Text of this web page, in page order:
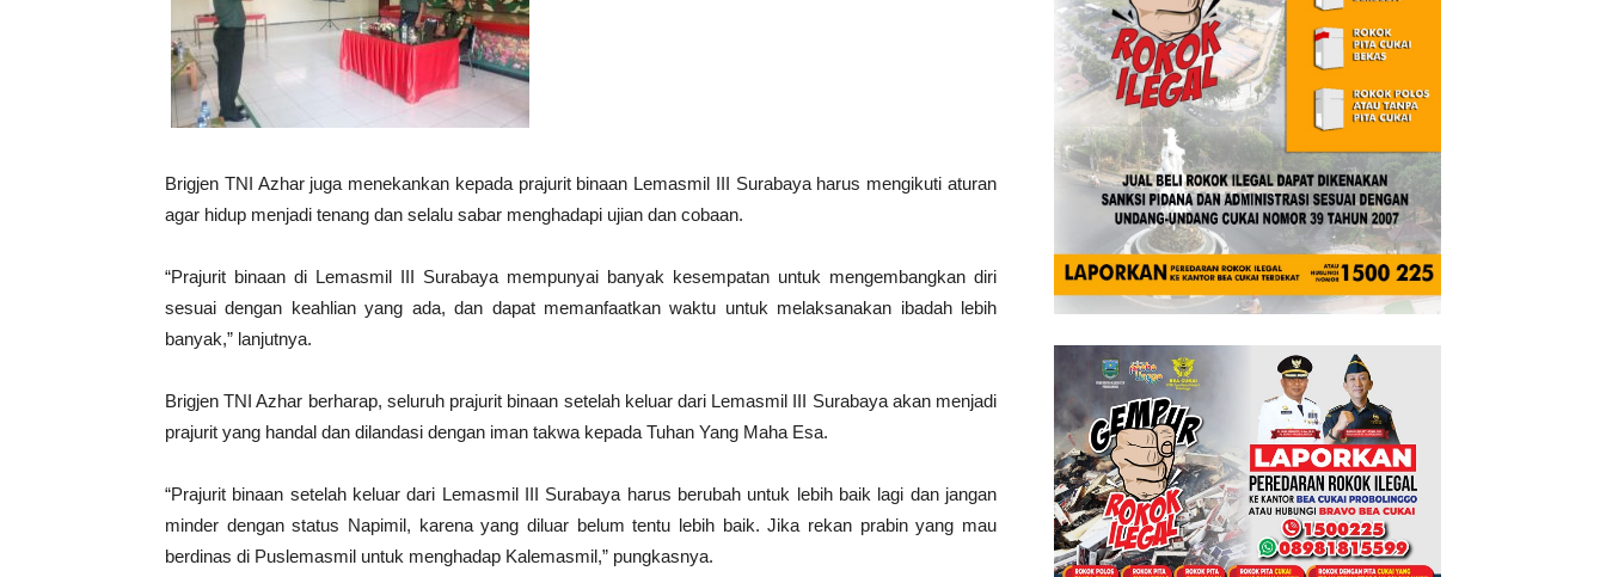
Brigjen TNI Azhar juga menekankan kepada prajurit binaan Lemasmil III Surabaya harus mengikuti aturan
agar hidup menjadi tenang dan selalu sabar menghadapi ujian dan cobaan.
“Prajurit binaan di Lemasmil III Surabaya mempunyai banyak kesempatan untuk mengembangkan diri
sesuai dengan keahlian yang ada, dan dapat memanfaatkan waktu untuk melaksanakan ibadah lebih
banyak,” lanjutnya.
Brigjen TNI Azhar berharap, seluruh prajurit binaan setelah keluar dari Lemasmil III Surabaya akan menjadi
prajurit yang handal dan dilandasi dengan iman takwa kepada Tuhan Yang Maha Esa.
“Prajurit binaan setelah keluar dari Lemasmil III Surabaya harus berubah untuk lebih baik lagi dan jangan
minder dengan status Napimil, karena yang diluar belum tentu lebih baik. Jika rekan prabin yang mau
berdinas di Puslemasmil untuk menghadap Kalemasmil,” pungkasnya.